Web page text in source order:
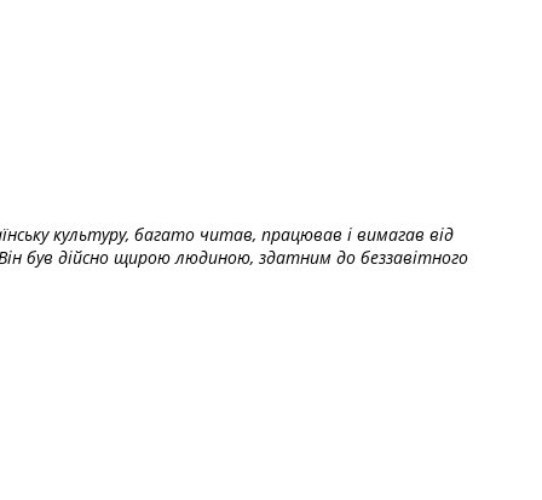
культуру, багато читав, працював і вимагав від
був дійсно щирою людиною, здатним до беззавітного